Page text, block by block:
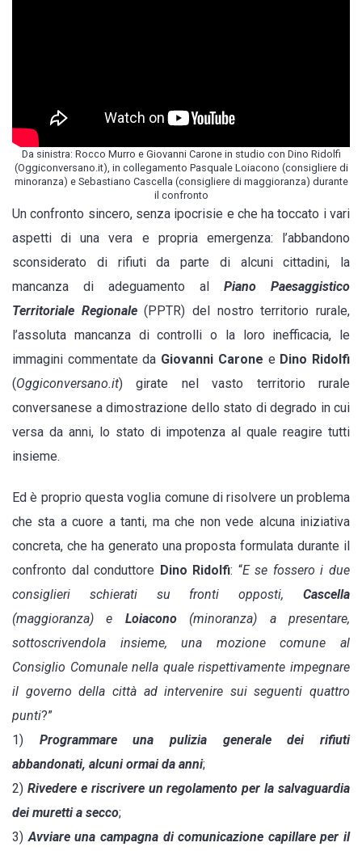
Da sinistra: Rocco Murro e Giovanni Carone in studio con Dino Ridolfi
(Oggiconversano.it), in collegamento Pasquale Loiacono (consigliere di
minoranza) e Sebastiano Cascella (consigliere di maggioranza) durante
il confronto
Un confronto sincero, senza ipocrisie e che ha toccato i vari
aspetti di una vera e propria emergenza: l’abbandono
sconsiderato di rifiuti da parte di alcuni cittadini, la
mancanza di adeguamento al Piano Paesaggistico
Territoriale Regionale(PPTR) del nostro territorio rurale,
l’assoluta mancanza di controlli o la loro inefficacia, le
immagini commentate da Giovanni Carone e Dino Ridolfi
(Oggiconversano.it) girate nel vasto territorio rurale
conversanese a dimostrazione dello stato di degrado in cui
versa da anni, lo stato di impotenza al quale reagire tutti
insieme.
Ed è proprio questa voglia comune di risolvere un problema
che sta a cuore a tanti, ma che non vede alcuna iniziativa
concreta, che ha generato una proposta formulata durante il
confronto dal conduttore Dino Ridolfi: “E se fossero i due
consiglieri schierati su fronti opposti, Cascella
(maggioranza) e Loiacono(minoranza) a presentare,
sottoscrivendola insieme, una mozione comune al
Consiglio Comunale nella quale rispettivamente impegnare
il governo della città ad intervenire sui seguenti quattro
punti?”
1) Programmare una pulizia generale dei rifiuti
abbandonati, alcuni ormai da anni;
2) Rivedere e riscrivere un regolamento per la salvaguardia
dei muretti a secco;
3)Avviare una campagna di comunicazione capillare per il